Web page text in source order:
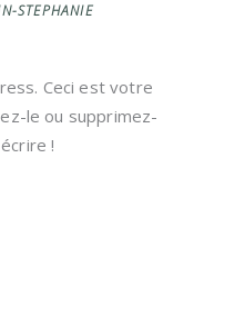
STEPHANIE
Ceci est votre
le ou supprimez-
!